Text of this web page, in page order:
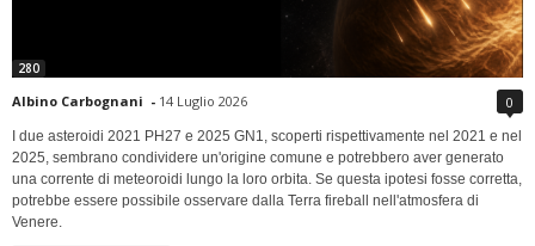
280
Albino Carbognani - 14 Luglio 2026 0
I due asteroidi 2021 PH27 e 2025 GN1, scoperti rispettivamente nel 2021 e nel
2025, sembrano condividere un'origine comune e potrebbero aver generato
una corrente di meteoroidi lungo la loro orbita. Se questa ipotesi fosse corretta,
potrebbe essere possibile osservare dalla Terra fireball nell'atmosfera di
Venere.